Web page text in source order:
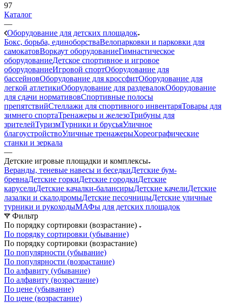
97
Каталог
—
Оборудование для детских площадок
Бокс, борьба, единоборстваВелопарковки и парковки для
самокатовВоркаут оборудованиеГимнастическое
оборудованиеДетское спортивное и игровое
оборудованиеИгровой спортОборудование для
бассейновОборудование для кроссфитОборудование для
легкой атлетикиОборудование для раздевалокОборудование
для сдачи нормативовСпортивные полосы
препятствийСтеллажи для спортивного инвентаряТовары для
зимнего спортаТренажеры и железоТрибуны для
зрителейТуризмТурники и брусьяУличное
благоустройствоУличные тренажерыХореографические
станки и зеркала
—
Детские игровые площадки и комплексы
Веранды, теневые навесы и беседкиДетские бум-
бревнаДетские горкиДетские городкиДетские
каруселиДетские качалки-балансирыДетские качелиДетские
лазалки и скалодромыДетские песочницыДетские уличные
турники и рукоходыМАФы для детских площадок
Фильтр
По порядку сортировки (возрастание)
По порядку сортировки (убывание)
По порядку сортировки (возрастание)
По популярности (убывание)
По популярности (возрастание)
По алфавиту (убывание)
По алфавиту (возрастание)
По цене (убывание)
По цене (возрастание)